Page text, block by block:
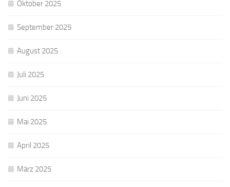
Oktober 2025
September 2025
August 2025
Juli 2025
Juni 2025
Mai 2025
April 2025
März 2025